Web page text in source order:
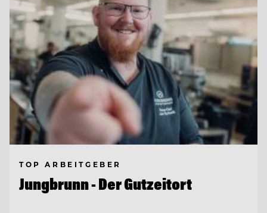
TOP ARBEITGEBER
Jungbrunn - Der Gutzeitort